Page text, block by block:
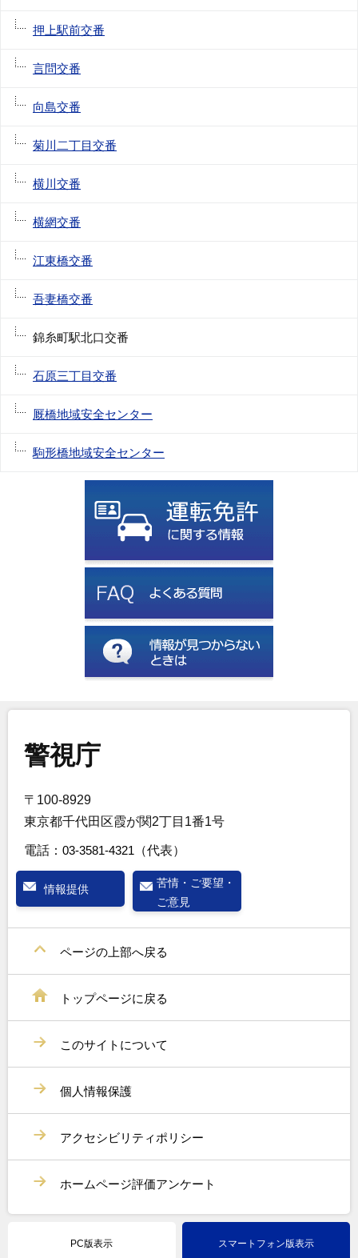
押上駅前交番
言問交番
向島交番
菊川二丁目交番
横川交番
横網交番
江東橋交番
吾妻橋交番
錦糸町駅北口交番
石原三丁目交番
厩橋地域安全センター
駒形橋地域安全センター
警視庁
〒100-8929
東京都千代田区霞が関2丁目1番1号
電話： 03-3581-4321 （代表）
情報提供
苦情・ご要望・
ご意見
ページの上部へ戻る
トップページに戻る
このサイトについて
個人情報保護
アクセシビリティポリシー
ホームページ評価アンケート
PC版表示 スマートフォン版表示